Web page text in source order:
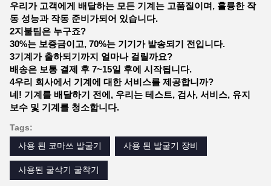
우리가 고객에게 배달하는 모든 기계는 고품질이며, 훌륭한 작
동 성능과 작동 준비가되어 있습니다.
2지불팀은 누구죠?
30%는 보증금이고, 70%는 기기가 발송되기 전입니다.
3기계가 출하되기까지 얼마나 걸릴까요?
배송은 보통 결제 후 7~15일 후에 시작됩니다.
4우리 회사에서 기계에 대한 서비스를 제공합니까?
네! 기계를 배달하기 전에, 우리는 테스트, 검사, 서비스, 유지
보수 및 기계를 청소합니다.
Tags:
사용 된 코마쓰 발굴기
사용 된 발굴기 장비
사용된 굴삭기 굴착기